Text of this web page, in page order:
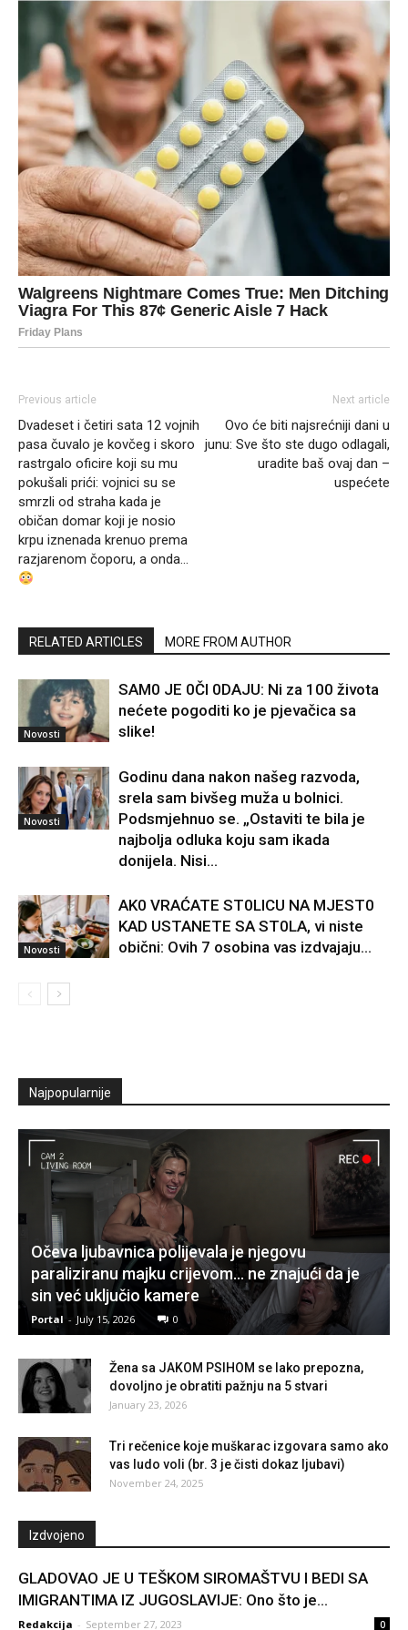
Previous article
Dvadeset i četiri sata 12 vojnih
pasa čuvalo je kovčeg i skoro
rastrgalo oficire koji su mu
pokušali prići: vojnici su se
smrzli od straha kada je
običan domar koji je nosio
krpu iznenada krenuo prema
razjarenom čoporu, a onda…
Next article
Ovo će biti najsrećniji dani u
junu: Sve što ste dugo odlagali,
uradite baš ovaj dan –
uspećete
RELATED ARTICLES MORE FROM AUTHOR
Novosti
SAM0 JE 0Čl 0DAJU: Ni za 100 života
nećete pogoditi ko je pjevačica sa
slike!
Novosti
Godinu dana nakon našeg razvoda,
srela sam bivšeg muža u bolnici.
Podsmjehnuo se. „Ostaviti te bila je
najbolja odluka koju sam ikada
donijela. Nisi...
Novosti
AK0 VRAĆATE ST0LlCU NA MJEST0
KAD USTANETE SA ST0LA, vi niste
obični: Ovih 7 osobina vas izdvajaju…
Najpopularnije
Očeva ljubavnica polijevala je njegovu
paraliziranu majku crijevom… ne znajući da je
sin već uključio kamere
Portal - July 15, 2026 0
Žena sa JAKOM PSIHOM se lako prepozna,
dovoljno je obratiti pažnju na 5 stvari
January 23, 2026
Tri rečenice koje muškarac izgovara samo ako
vas ludo voli (br. 3 je čisti dokaz ljubavi)
November 24, 2025
Izdvojeno
GLADOVAO JE U TEŠKOM SIROMAŠTVU I BEDI SA
IMIGRANTIMA IZ JUGOSLAVIJE: Ono što je...
Redakcija - September 27, 2023 0